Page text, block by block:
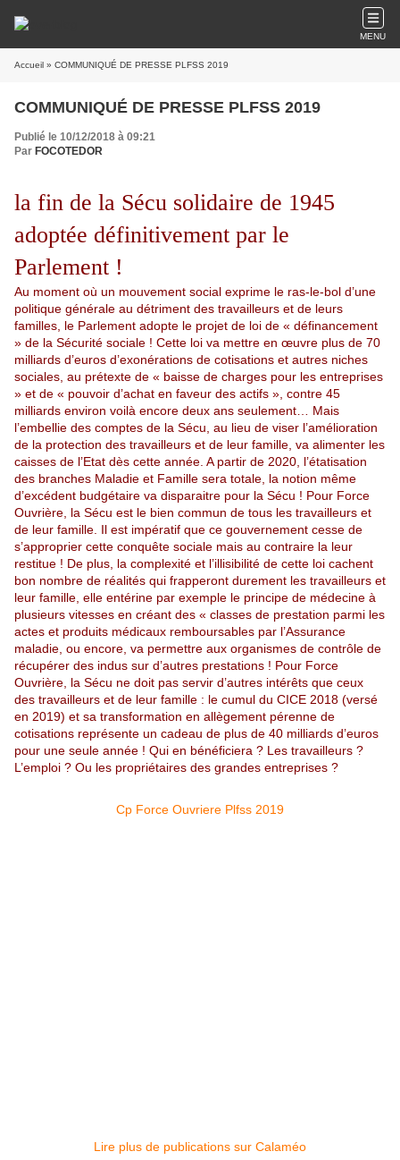
MENU
Accueil » COMMUNIQUÉ DE PRESSE PLFSS 2019
COMMUNIQUÉ DE PRESSE PLFSS 2019
Publié le 10/12/2018 à 09:21
Par FOCOTEDOR
la fin de la Sécu solidaire de 1945
adoptée définitivement par le
Parlement !
Au moment où un mouvement social exprime le ras-le-bol d’une
politique générale au détriment des travailleurs et de leurs
familles, le Parlement adopte le projet de loi de « définancement
» de la Sécurité sociale ! Cette loi va mettre en œuvre plus de 70
milliards d’euros d’exonérations de cotisations et autres niches
sociales, au prétexte de « baisse de charges pour les entreprises
» et de « pouvoir d’achat en faveur des actifs », contre 45
milliards environ voilà encore deux ans seulement… Mais
l’embellie des comptes de la Sécu, au lieu de viser l’amélioration
de la protection des travailleurs et de leur famille, va alimenter les
caisses de l’Etat dès cette année. A partir de 2020, l’étatisation
des branches Maladie et Famille sera totale, la notion même
d’excédent budgétaire va disparaitre pour la Sécu ! Pour Force
Ouvrière, la Sécu est le bien commun de tous les travailleurs et
de leur famille. Il est impératif que ce gouvernement cesse de
s’approprier cette conquête sociale mais au contraire la leur
restitue ! De plus, la complexité et l’illisibilité de cette loi cachent
bon nombre de réalités qui frapperont durement les travailleurs et
leur famille, elle entérine par exemple le principe de médecine à
plusieurs vitesses en créant des « classes de prestation parmi les
actes et produits médicaux remboursables par l’Assurance
maladie, ou encore, va permettre aux organismes de contrôle de
récupérer des indus sur d’autres prestations ! Pour Force
Ouvrière, la Sécu ne doit pas servir d’autres intérêts que ceux
des travailleurs et de leur famille : le cumul du CICE 2018 (versé
en 2019) et sa transformation en allègement pérenne de
cotisations représente un cadeau de plus de 40 milliards d’euros
pour une seule année ! Qui en bénéficiera ? Les travailleurs ?
L’emploi ? Ou les propriétaires des grandes entreprises ?
Cp Force Ouvriere Plfss 2019
Lire plus de publications sur Calaméo